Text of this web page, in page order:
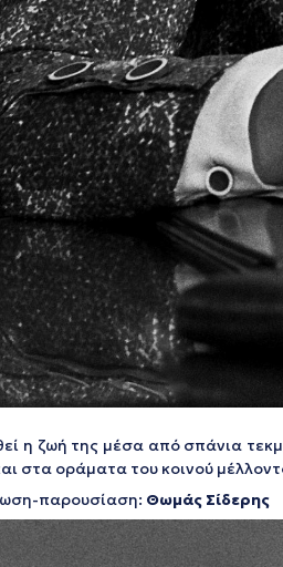
η ζωή της μέσα από σπάνια
στα οράματα του κοινού
παρουσίαση: Θωμάς Σίδερης